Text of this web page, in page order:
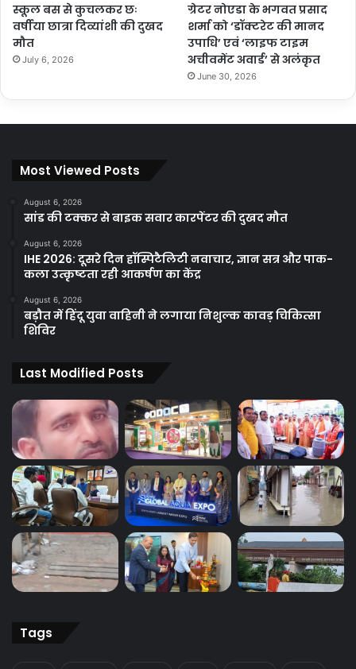
स्कूल बस से कुचलकर छः
वर्षीया छात्रा दिव्यांशी की दुखद
मौत
July 6, 2026
ग्रेटर नोएडा के भगवत प्रसाद
शर्मा को ‘डॉक्टरेट की मानद
उपाधि’ एवं ‘लाइफ टाइम
अचीवमेंट अवार्ड’ से अलंकृत
June 30, 2026
Most Viewed Posts
August 6, 2026
सांड की टक्कर से बाइक सवार कारपेंटर की दुखद मौत
August 6, 2026
IHE 2026: दूसरे दिन हॉस्पिटैलिटी नवाचार, ज्ञान सत्र और पाक-
कला उत्कृष्टता रही आकर्षण का केंद्र
August 6, 2026
बड़ौत में हिंदू युवा वाहिनी ने लगाया निशुल्क कावड़ चिकित्सा
शिविर
Last Modified Posts
Tags